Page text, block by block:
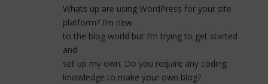
Whats up are using WordPress for your site
platform? I’m new
to the blog world but I’m trying to get started
and
set up my own. Do you require any coding
knowledge to make your own blog?